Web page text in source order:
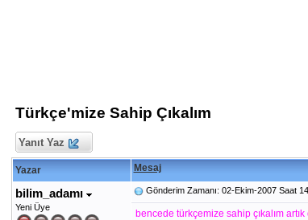
Türkçe'mize Sahip Çıkalım
Yanıt Yaz
Yazar Mesaj
bilim_adamı
Yeni Üye
Gönderim Zamanı: 02-Ekim-2007 Saat
bencede türkçemize sahip çıkalım